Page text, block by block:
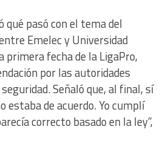
pasó con el tema del
Emelec y Universidad
primera fecha de la LigaPro,
por las autoridades
Señaló que, al final, sí
estaba de acuerdo. Yo cumplí
correcto basado en la ley”,